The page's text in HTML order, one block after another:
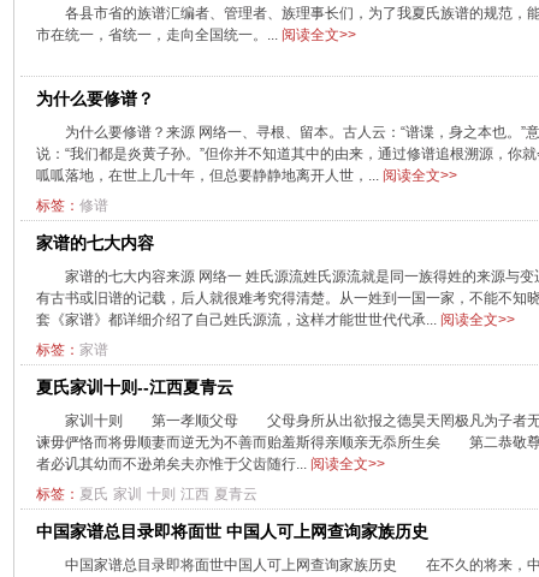
各县市省的族谱汇编者、管理者、族理事长们，为了我夏氏族谱的规范，
市在统一，省统一，走向全国统一。... 阅读全文>>
为什么要修谱？
为什么要修谱？来源 网络一、寻根、留本。古人云：“谱谍，身之本也。”
说：“我们都是炎黄子孙。”但你并不知道其中的由来，通过修谱追根溯源，你
呱呱落地，在世上几十年，但总要静静地离开人世，... 阅读全文>>
标签： 修谱
家谱的七大内容
家谱的七大内容来源 网络一 姓氏源流姓氏源流就是同一族得姓的来源与
有古书或旧谱的记载，后人就很难考究得清楚。从一姓到一国一家，不能不知
套《家谱》都详细介绍了自己姓氏源流，这样才能世世代代承... 阅读全文>>
标签： 家谱
夏氏家训十则--江西夏青云
家训十则 第一孝顺父母 父母身所从出欲报之德昊天罔极凡为子者无
谏毋俨恪而将毋顺妻而逆无为不善而贻羞斯得亲顺亲无忝所生矣 第二恭
者必讥其幼而不逊弟矣夫亦惟于父齿随行... 阅读全文>>
标签： 夏氏 家训 十则 江西 夏青云
中国家谱总目录即将面世 中国人可上网查询家族历史
中国家谱总目录即将面世中国人可上网查询家族历史 在不久的将来，